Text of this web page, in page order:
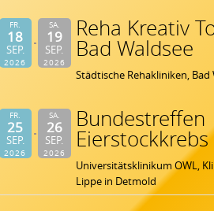
FR.
18
SEP.
2026
SA.
19
SEP.
2026
Reha Kreativ
Bad Waldsee
Städtische Rehakliniken, Bad
FR.
25
SEP.
2026
SA.
26
SEP.
2026
Bundestreffen
Eierstockkrebs
Universitätsklinikum OWL,
Lippe in Detmold